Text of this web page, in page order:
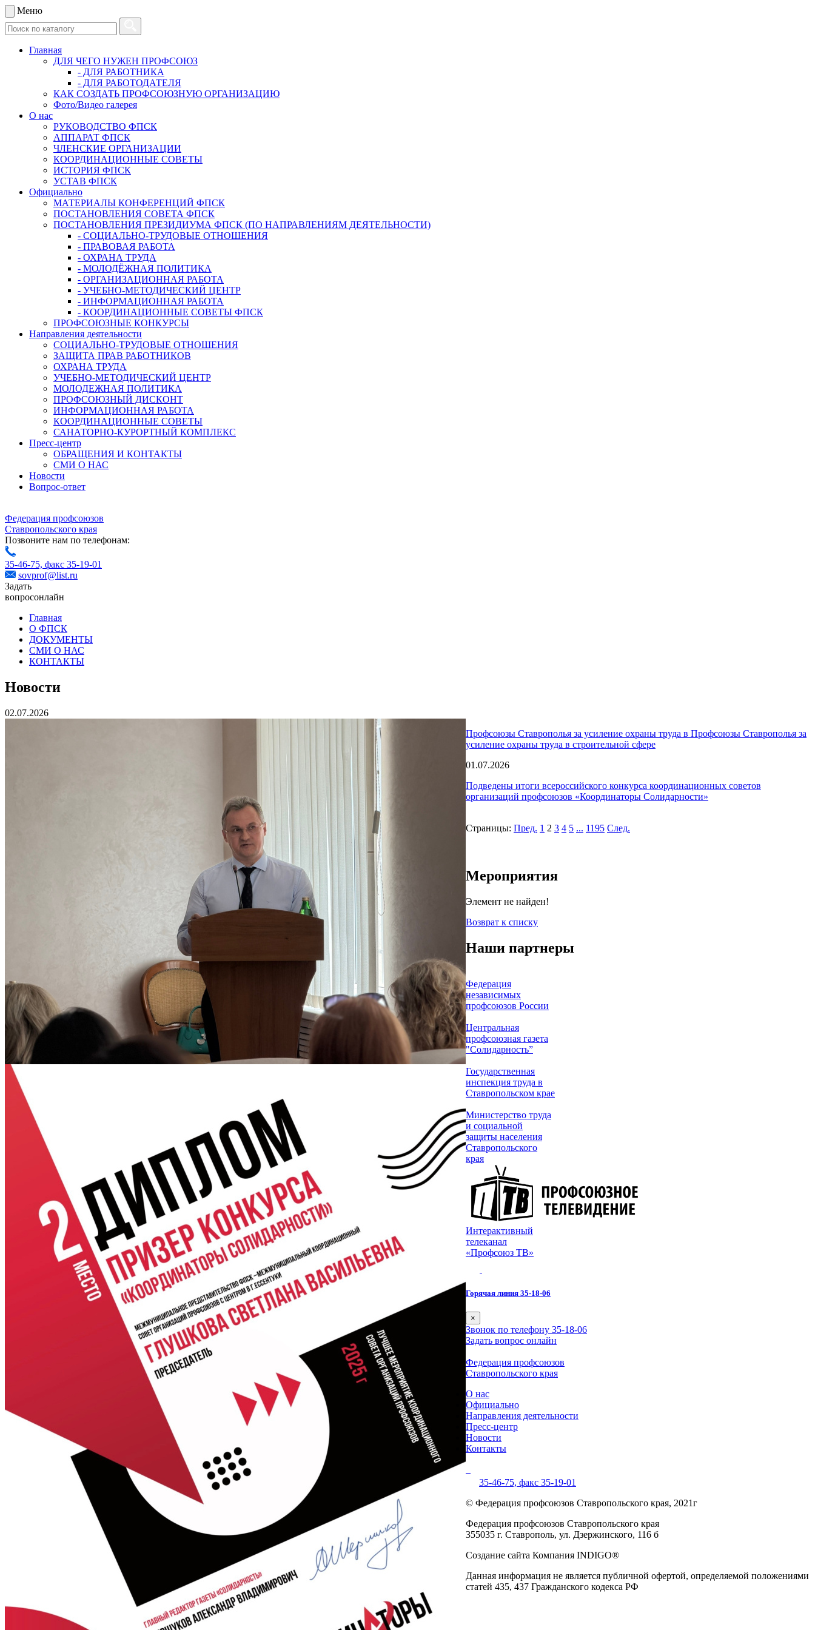
Меню
Главная
ДЛЯ ЧЕГО НУЖЕН ПРОФСОЮЗ
- ДЛЯ РАБОТНИКА
- ДЛЯ РАБОТОДАТЕЛЯ
КАК СОЗДАТЬ ПРОФСОЮЗНУЮ ОРГАНИЗАЦИЮ
Фото/Видео галерея
О нас
РУКОВОДСТВО ФПСК
АППАРАТ ФПСК
ЧЛЕНСКИЕ ОРГАНИЗАЦИИ
КООРДИНАЦИОННЫЕ СОВЕТЫ
ИСТОРИЯ ФПСК
УСТАВ ФПСК
Официально
МАТЕРИАЛЫ КОНФЕРЕНЦИЙ ФПСК
ПОСТАНОВЛЕНИЯ СОВЕТА ФПСК
ПОСТАНОВЛЕНИЯ ПРЕЗИДИУМА ФПСК (ПО НАПРАВЛЕНИЯМ ДЕЯТЕЛЬНОСТИ)
- СОЦИАЛЬНО-ТРУДОВЫЕ ОТНОШЕНИЯ
- ПРАВОВАЯ РАБОТА
- ОХРАНА ТРУДА
- МОЛОДЁЖНАЯ ПОЛИТИКА
- ОРГАНИЗАЦИОННАЯ РАБОТА
- УЧЕБНО-МЕТОДИЧЕСКИЙ ЦЕНТР
- ИНФОРМАЦИОННАЯ РАБОТА
- КООРДИНАЦИОННЫЕ СОВЕТЫ ФПСК
ПРОФСОЮЗНЫЕ КОНКУРСЫ
Направления деятельности
СОЦИАЛЬНО-ТРУДОВЫЕ ОТНОШЕНИЯ
ЗАЩИТА ПРАВ РАБОТНИКОВ
ОХРАНА ТРУДА
УЧЕБНО-МЕТОДИЧЕСКИЙ ЦЕНТР
МОЛОДЕЖНАЯ ПОЛИТИКА
ПРОФСОЮЗНЫЙ ДИСКОНТ
ИНФОРМАЦИОННАЯ РАБОТА
КООРДИНАЦИОННЫЕ СОВЕТЫ
САНАТОРНО-КУРОРТНЫЙ КОМПЛЕКС
Пресс-центр
ОБРАЩЕНИЯ И КОНТАКТЫ
СМИ О НАС
Новости
Вопрос-ответ
Федерация профсоюзов
Ставропольского края
Позвоните нам по телефонам:
35-46-75, факс 35-19-01
sovprof@list.ru
Задать
вопросонлайн
Главная
О ФПСК
ДОКУМЕНТЫ
СМИ О НАС
КОНТАКТЫ
Новости
02.07.2026
Профсоюзы Ставрополья за усиление охраны труда в Профсоюзы Ставрополья за
усиление охраны труда в строительной сфере
01.07.2026
Подведены итоги всероссийского конкурса координационных советов
организаций профсоюзов «Координаторы Солидарности»
Страницы: Пред. 1 2 3 4 5 ... 1195 След.
Мероприятия
Элемент не найден!
Возврат к списку
Наши партнеры
Федерация
независимых
профсоюзов России
Центральная
профсоюзная газета
"Солидарность”
Государственная
инспекция труда в
Ставропольском крае
Министерство труда
и социальной
защиты населения
Ставропольского
края
Интерактивный
телеканал
«Профсоюз ТВ»
Горячая линия 35-18-06
×
Звонок по телефону 35-18-06
Задать вопрос онлайн
Федерация профсоюзов
Ставропольского края
О нас
Официально
Направления деятельности
Пресс-центр
Новости
Контакты
35-46-75, факс 35-19-01
© Федерация профсоюзов Ставропольского края, 2021г
Федерация профсоюзов Ставропольского края
355035 г. Ставрополь, ул. Дзержинского, 116 б
Создание сайта Компания INDIGO®
Данная информация не является публичной офертой, определяемой положениями
статей 435, 437 Гражданского кодекса РФ